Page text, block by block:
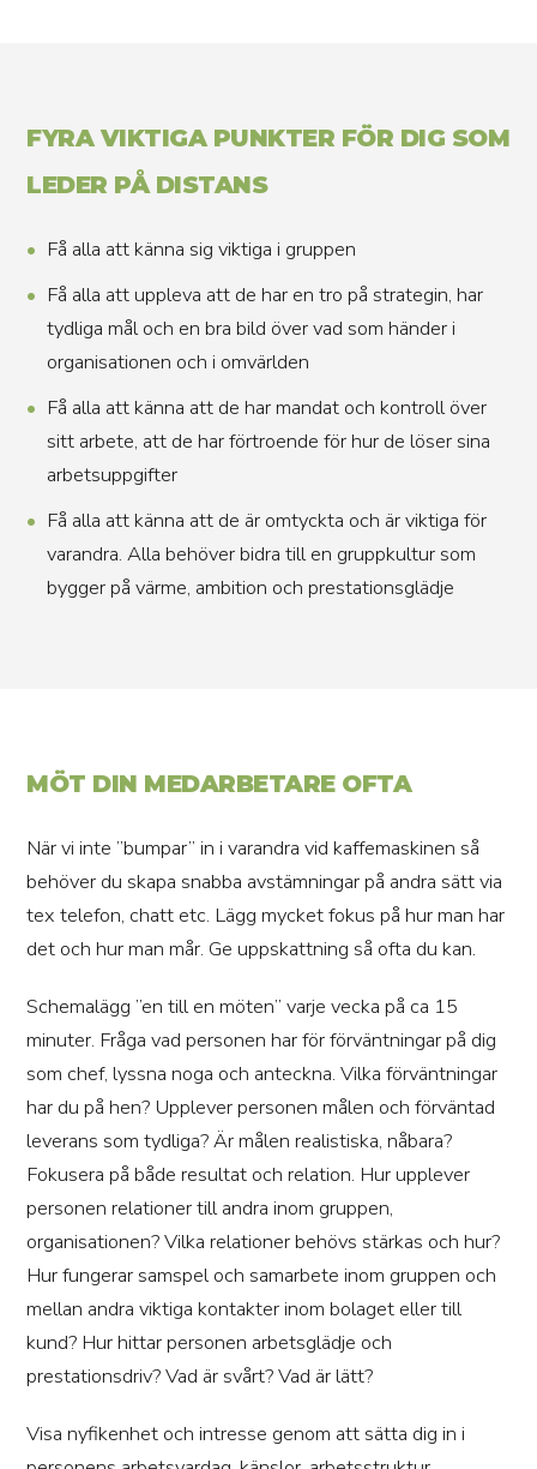
FYRA VIKTIGA PUNKTER FÖR DIG SOM
LEDER PÅ DISTANS
Få alla att känna sig viktiga i gruppen
Få alla att uppleva att de har en tro på strategin, har
tydliga mål och en bra bild över vad som händer i
organisationen och i omvärlden
Få alla att känna att de har mandat och kontroll över
sitt arbete, att de har förtroende för hur de löser sina
arbetsuppgifter
Få alla att känna att de är omtyckta och är viktiga för
varandra. Alla behöver bidra till en gruppkultur som
bygger på värme, ambition och prestationsglädje
MÖT DIN MEDARBETARE OFTA
När vi inte ”bumpar” in i varandra vid kaffemaskinen så
behöver du skapa snabba avstämningar på andra sätt via
tex telefon, chatt etc. Lägg mycket fokus på hur man har
det och hur man mår. Ge uppskattning så ofta du kan.
Schemalägg ”en till en möten” varje vecka på ca 15
minuter. Fråga vad personen har för förväntningar på dig
som chef, lyssna noga och anteckna. Vilka förväntningar
har du på hen? Upplever personen målen och förväntad
leverans som tydliga? Är målen realistiska, nåbara?
Fokusera på både resultat och relation. Hur upplever
personen relationer till andra inom gruppen,
organisationen? Vilka relationer behövs stärkas och hur?
Hur fungerar samspel och samarbete inom gruppen och
mellan andra viktiga kontakter inom bolaget eller till
kund? Hur hittar personen arbetsglädje och
prestationsdriv? Vad är svårt? Vad är lätt?
Visa nyfikenhet och intresse genom att sätta dig in i